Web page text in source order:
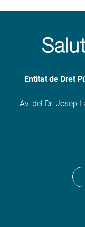
Entitat de Dret
Av. del Dr. Josep